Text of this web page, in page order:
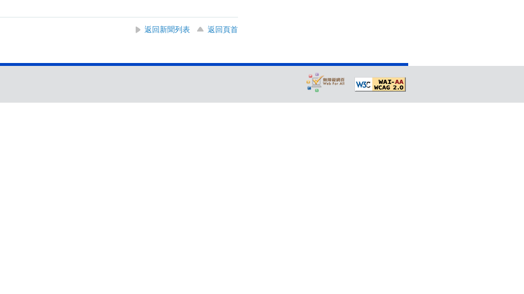
返回新聞列表 返回頁首